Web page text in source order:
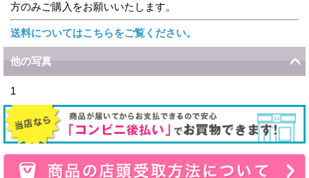
方のみご購入をお願いいたします。
送料についてはこちらをご覧ください。
他の写真
1